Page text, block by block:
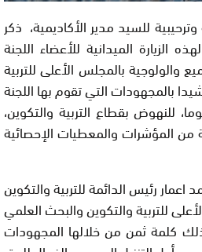
للسيد مدير الأكاديمية، ذكر
الزيارة الميدانية للأعضاء اللجنة
والولوجية بالمجلس الأعلى للتربية
بالمجهودات التي تقوم بها اللجنة
بقطاع التربية والتكوين،
المؤشرات والمعطيات الإحصائية
رئيس الدائمة للتربية والتكوين
للتربية والتكوين والبحث العلمي
كلمة ثمن من خلالها المجهودات